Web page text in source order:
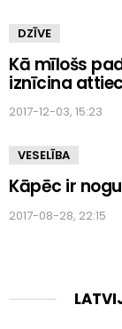
DZĪVE
Kā mīlošs
iznīcina
2017-12-03, 15:23
VESELĪBA
Kāpēc ir
2017-08-28, 22:15